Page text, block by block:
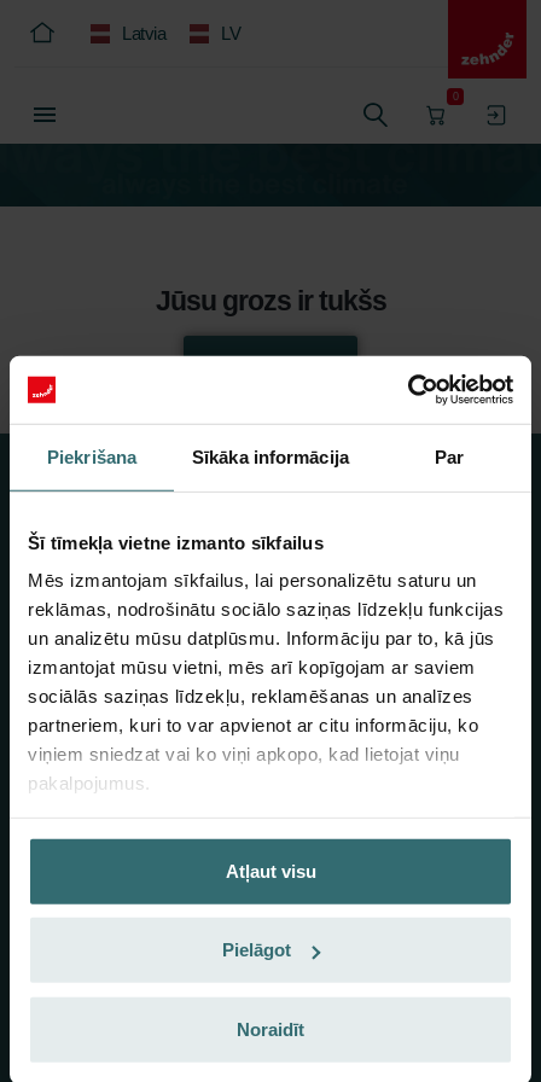
Piekrišana Sīkāka informācija Par
Šī tīmekļa vietne izmanto sīkfailus
Mēs izmantojam sīkfailus, lai personalizētu saturu un
reklāmas, nodrošinātu sociālo saziņas līdzekļu funkcijas
un analizētu mūsu datplūsmu. Informāciju par to, kā jūs
izmantojat mūsu vietni, mēs arī kopīgojam ar saviem
sociālās saziņas līdzekļu, reklamēšanas un analīzes
partneriem, kuri to var apvienot ar citu informāciju, ko
viņiem sniedzat vai ko viņi apkopo, kad lietojat viņu
pakalpojumus.
Atļaut visu
Pielāgot
Noraidīt
Latvia LV
0
Jūsu grozs ir tukšs
Turpināt iepirkties
klimata kompleksu risinājumu piegādātājs. Kopš 1895. gada
uzņēmuma galvenā mītne atrodas Grānihenā (Šveice), un tajā
visā pasaulē strādā aptuveni 3300 darbinieki. Zehnder Group
produktus un sistēmas apkurei un dzesēšanai, komfortablai
iekštelpu ventilācijai un gaisa attīrīšanai raksturo izcilais dizains
un augsta energoefektivitāte. Saskaņā ar moto „Vienmēr
labākais klimats” Zehnder Group arī turpmāk centīsies
nodrošināt labāko iekštelpu klimatu, lai kļūtu par klientu pirmās
izvēles partneri, uz kuru var paļauties.
+372 5380 4203, EN, P.–Pk. 9.00–17.00
info.baltics@zehndergroup.com
Rannamõisa tee 38d, 13516 Tallinn, Estonia
Noderīgas saites